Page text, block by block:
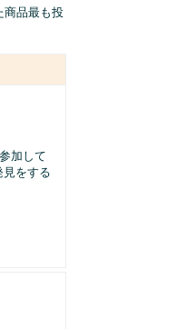
商品最も投
加して
をする